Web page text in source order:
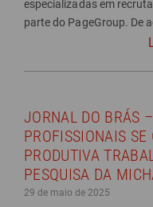
especializadas em
parte do PageGroup. De
JORNAL DO BRÁS
PROFISSIONAIS
PRODUTIVA
PESQUISA DA
29 de maio de 2025